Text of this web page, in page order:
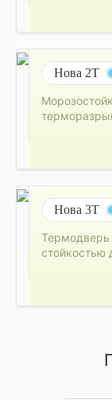
Нова 2Т
Нова 3Т
Термодверь
стойкостью